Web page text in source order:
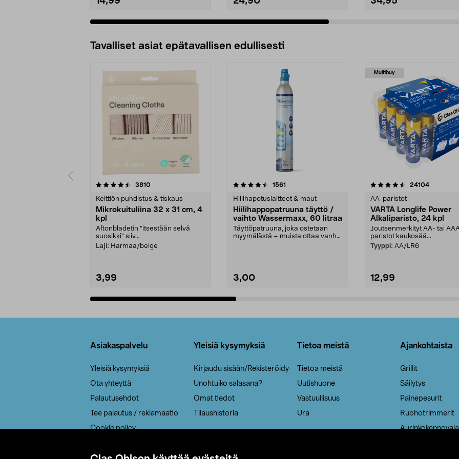
Tavalliset asiat epätavallisen edullisesti
3810arvostelut
Keittiön puhdistus & tiskaus
Mikrokuituliina 32 x 31 cm, 4
kpl
Aftonbladetin "itsestään selvä
suosikki" siiv...
Laji: Harmaa/beige
3,99
4.5viidestä
1561
Hiilihapotuslaitteet & maut
Hiilihappopatruuna täyttö /
vaihto Wassermaxx, 60 litraa
Täyttöpatruuna, joka ostetaan
myymälästä – muista ottaa vanha
3,00
Multibuy
4.5viidestä
24104arvostelut
AA-paristot
VARTA Longlife Power
Alkaliparisto, 24 kpl
Joutsenmerkityt AA- tai
paristot kaukosää...
Tyyppi: AA/LR6
12,99
4.5viidestä
Asiakaspalvelu
Yleisiä kysymyksiä
Ota yhteyttä
Palautusehdot
Tee palautus / reklamaatio
Cookie policy
Yleisiä kysymyksiä
Kirjaudu sisään/Rekisteröidy
Unohtuiko salasana?
Omat tiedot
Tilaushistoria
Tietoa meistä
Tietoa meistä
Uutishuone
Vastuullisuus
Ura
Ajankohtaista
Grillit
Säilytys
Painepesurit
Ruohotrimmerit